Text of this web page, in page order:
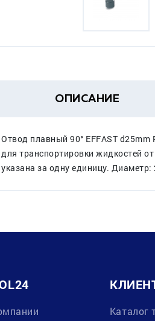
ОПИСАНИЕ
Отвод плавный 90° EFFAST
для транспортировки жидкостей
указана за одну единицу.
Каталог